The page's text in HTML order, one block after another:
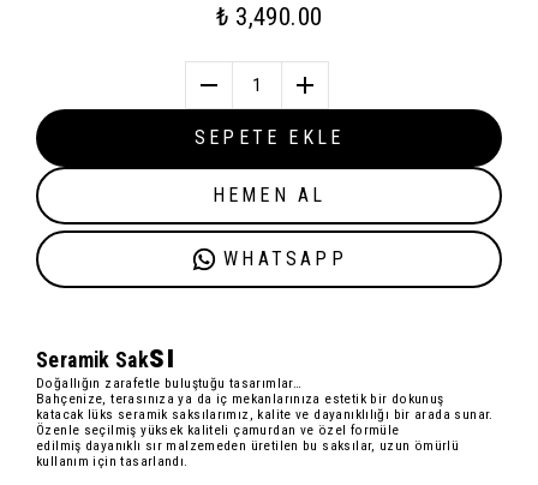
₺ 3,490.00
1
SEPETE EKLE
HEMEN AL
WHATSAPP
Seramik Saksı
Doğallığın zarafetle buluştuğu tasarımlar…
Bahçenize, terasınıza ya da iç mekanlarınıza estetik bir dokunuş
katacak lüks seramik saksılarımız
, kalite ve dayanıklılığı bir arada sunar.
Özenle seçilmişyüksek kaliteli çamurdan ve özel formüle
edilmiş dayanıklı sır malzemeden üretilen bu saksılar, uzun ömürlü
kullanım için tasarlandı.